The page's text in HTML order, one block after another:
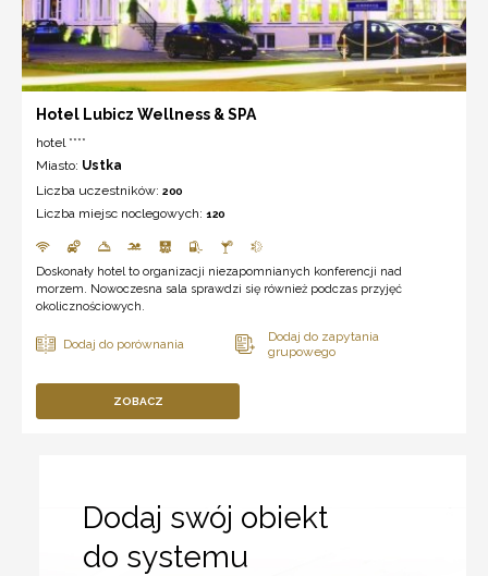
Hotel Lubicz Wellness & SPA
hotel ****
Miasto: Ustka
Liczba uczestników: 200
Liczba miejsc noclegowych: 120
Doskonały hotel to organizacji niezapomnianych konferencji nad
morzem. Nowoczesna sala sprawdzi się również podczas przyjęć
okolicznościowych.
ZOBACZ
Dodaj swój obiekt
do systemu